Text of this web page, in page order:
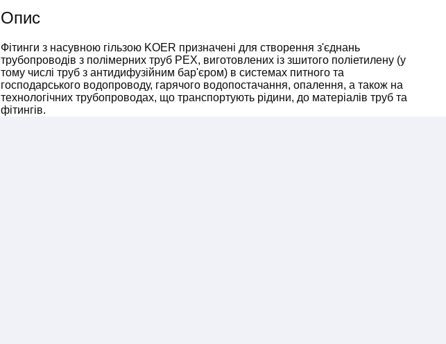
Опис
Фітинги з насувною гільзою KOER призначені для створення з'єднань
трубопроводів з полімерних труб PEX, виготовлених із зшитого поліетилену (у
тому числі труб з антидифузійним бар'єром) в системах питного та
господарського водопроводу, гарячого водопостачання, опалення, а також на
технологічних трубопроводах, що транспортують рідини, до матеріалів труб та
фітингів.